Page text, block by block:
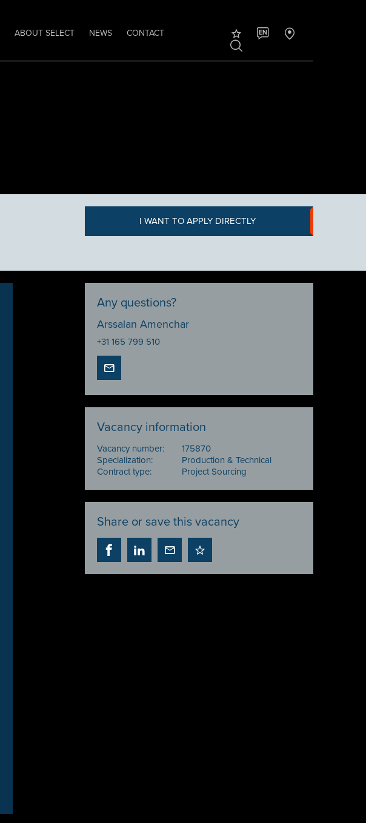
ABOUT SELECT NEWS
CONTACT
EN
I WANT TO APPLY DIRECTLY
Any questions?
Arssalan Amenchar
+31 165 799 510
Vacancy information
Vacancy number:
175870
Specialization:
Production & Technical
Contract type:
Project Sourcing
Share or save this vacancy